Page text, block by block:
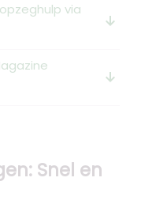
via
arrow_downward_alt
arrow_downward_alt
Snel en